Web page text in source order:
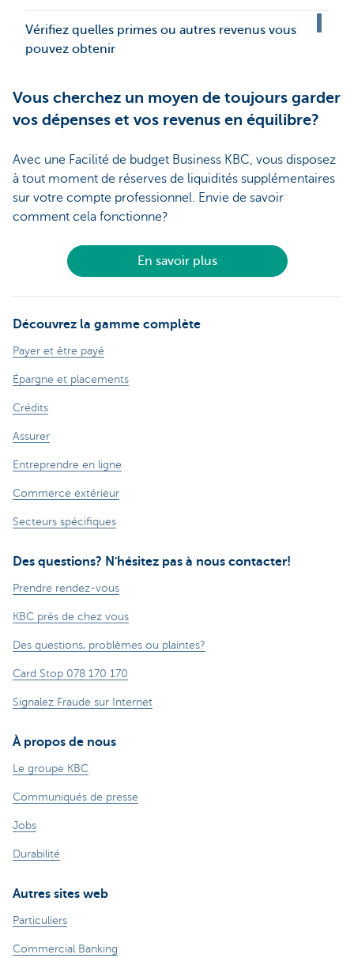
Vérifiez quelles primes ou autres revenus vous
pouvez obtenir
Vous cherchez un moyen de toujours garder
vos dépenses et vos revenus en équilibre?
Avec une Facilité de budget Business KBC, vous disposez
à tout moment de réserves de liquidités supplémentaires
sur votre compte professionnel. Envie de savoir
comment cela fonctionne?
En savoir plus
Découvrez la gamme complète
Payer et être payé
Épargne et placements
Crédits
Assurer
Entreprendre en ligne
Commerce extérieur
Secteurs spécifiques
Des questions? N'hésitez pas à nous contacter!
Prendre rendez-vous
KBC près de chez vous
Des questions, problèmes ou plaintes?
Card Stop 078 170 170
Signalez Fraude sur Internet
À propos de nous
Le groupe KBC
Communiqués de presse
Jobs
Durabilité
Autres sites web
Particuliers
Commercial Banking